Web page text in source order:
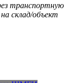
транспортную
склад/объект